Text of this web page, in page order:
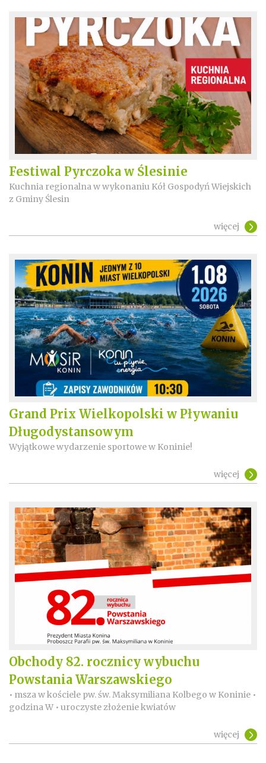
Festiwal Pyrczoka w Ślesinie
Kuchnia regionalna w wykonaniu Kół Gospodyń Wiejskich
z Gminy Ślesin
więcej
Grand Prix Wielkopolski w Pływaniu
Długodystansowym
Wyjątkowe wydarzenie sportowe w Koninie!
więcej
Obchody 82. rocznicy wybuchu
Powstania Warszawskiego
• msza w kościele pw. św. Maksymiliana Kolbego w Koninie •
godzina W • uroczyste złożenie kwiatów
więcej